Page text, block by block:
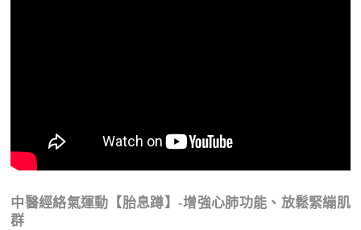
中醫經絡氣運動【胎息蹲】-增強心肺功能、放鬆緊繃肌
群